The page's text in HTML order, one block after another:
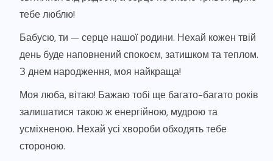
тебе люблю!
Бабусю, ти — серце нашої родини. Нехай кожен твій
день буде наповнений спокоєм, затишком та теплом.
З днем народження, моя найкраща!
Моя люба, вітаю! Бажаю тобі ще багато-багато років
залишатися такою ж енергійною, мудрою та
усміхненою. Нехай усі хвороби обходять тебе
стороною.